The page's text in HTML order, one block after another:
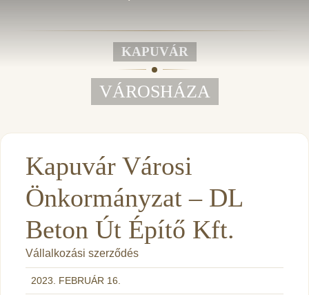
KAPUVÁR
VÁROSHÁZA
Kapuvár Városi
Önkormányzat – DL
Beton Út Építő Kft.
Vállalkozási szerződés
2023. FEBRUÁR 16.